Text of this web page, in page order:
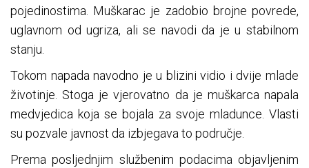
pojedinostima. Muškarac je zadobio brojne povrede,
uglavnom od ugriza, ali se navodi da je u stabilnom
stanju.
Tokom napada navodno je u blizini vidio i dvije mlade
životinje. Stoga je vjerovatno da je muškarca napala
medvjedica koja se bojala za svoje mladunce. Vlasti
su pozvale javnost da izbjegava to područje.
Prema posljednjim službenim podacima objavljenim